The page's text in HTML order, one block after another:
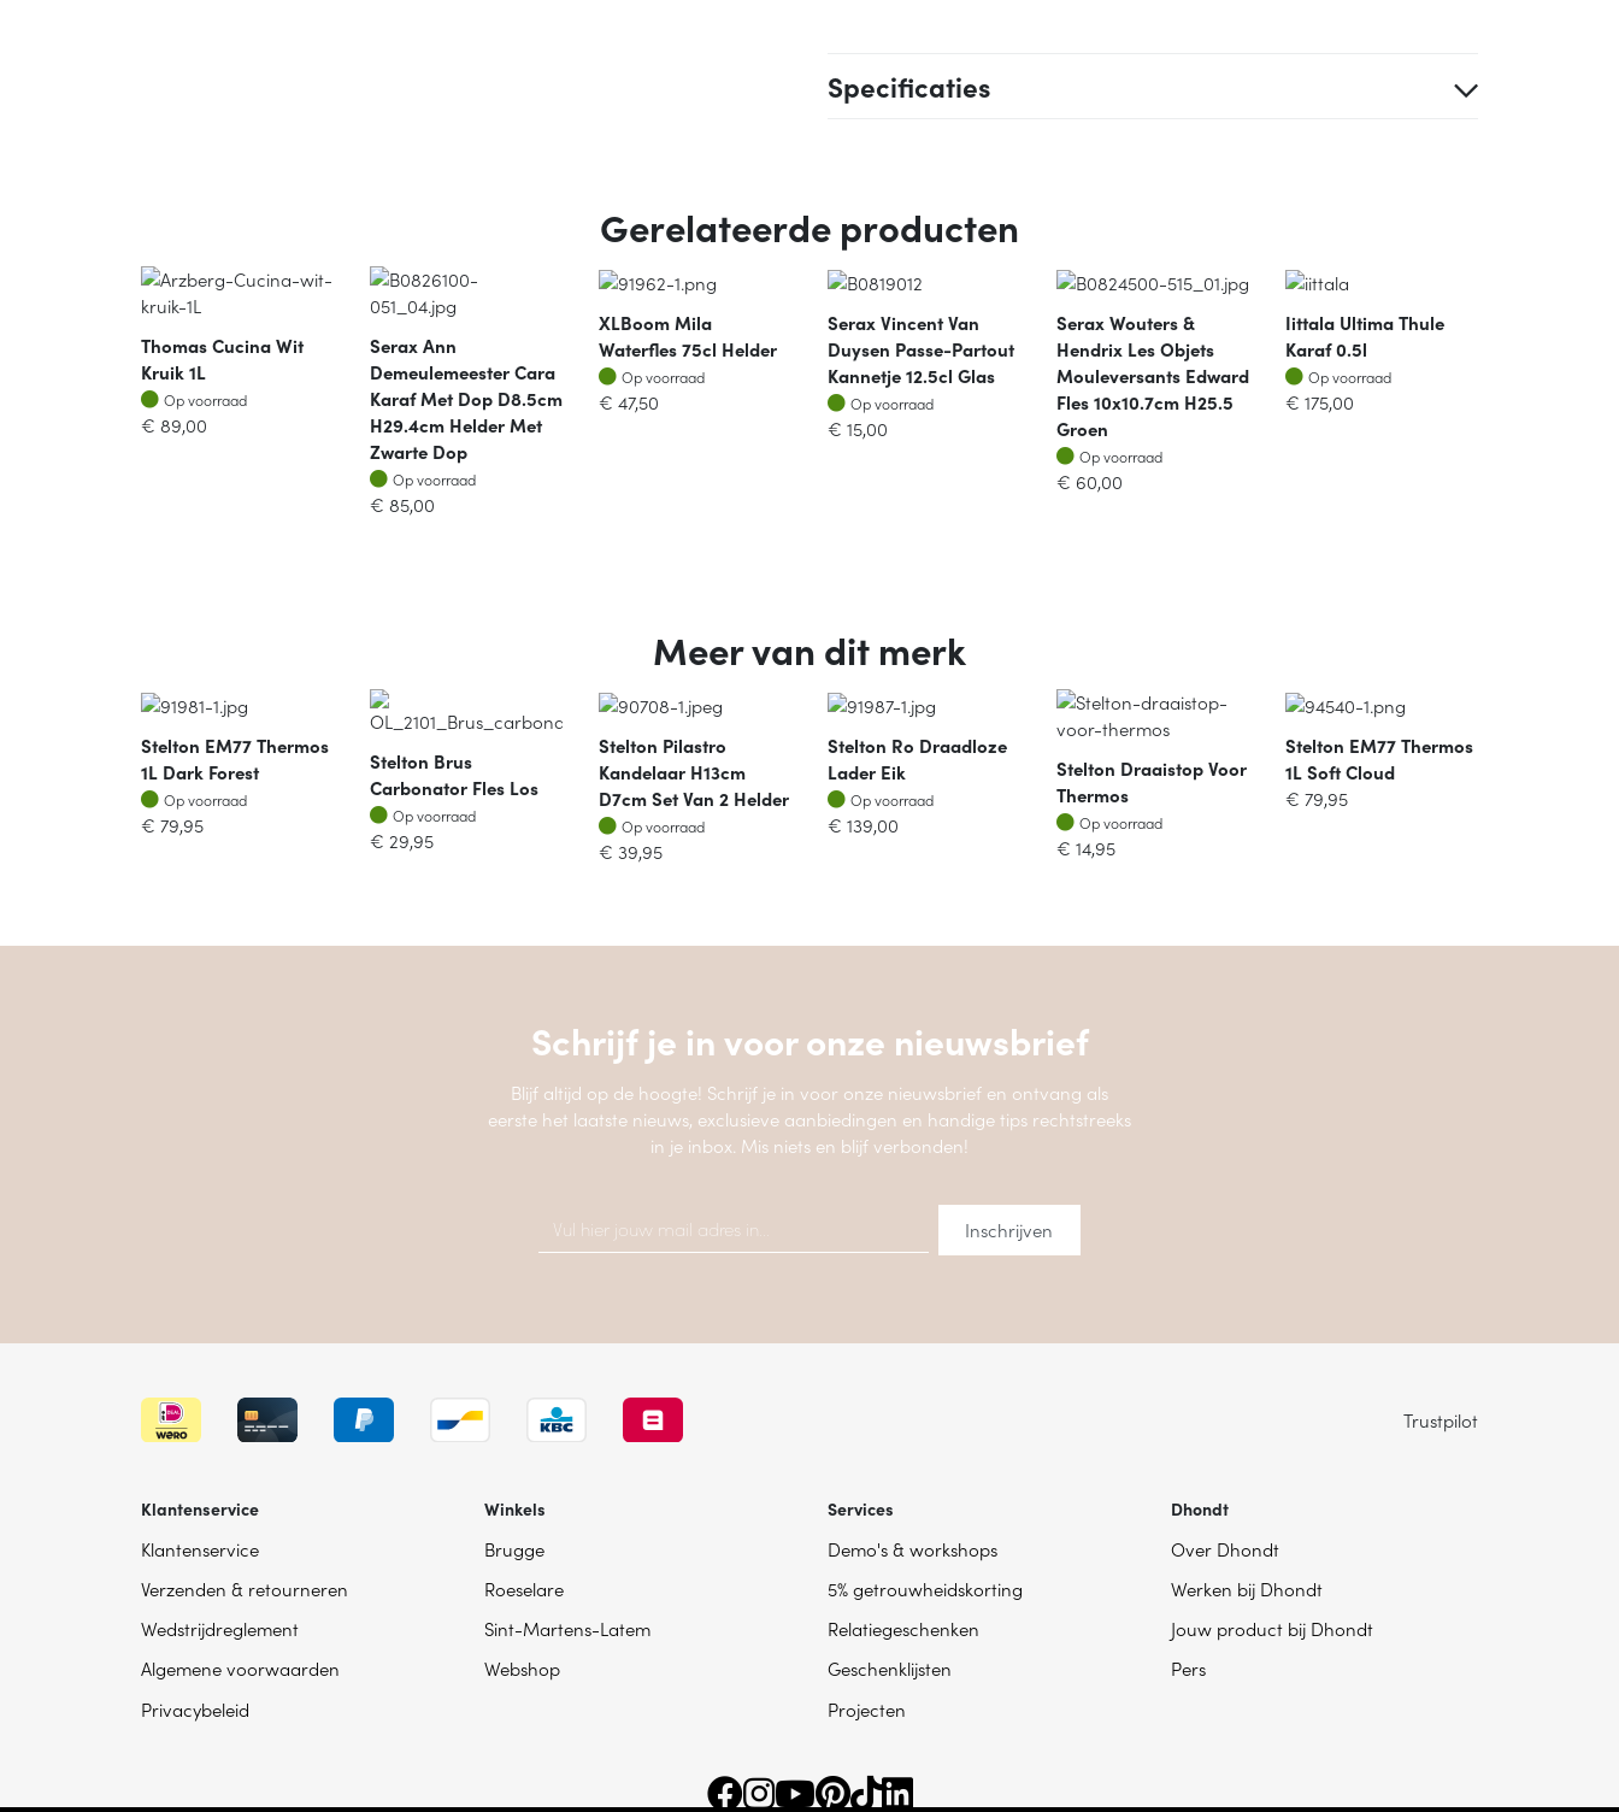
Specificaties
Gerelateerde producten
Thomas Cucina Wit
Kruik 1L
Op voorraad
Op voorraad
€ 89,00
Serax Ann
Demeulemeester Cara
Karaf Met Dop D8.5cm
H29.4cm Helder Met
Zwarte Dop
Op voorraad
Op voorraad
€ 85,00
XLBoom Mila
Waterfles 75cl Helder
Op voorraad
Op voorraad
€ 47,50
Serax Vincent Van
Duysen Passe-Partout
Kannetje 12.5cl Glas
Op voorraad
Op voorraad
€ 15,00
Serax Wouters &
Hendrix Les Objets
Mouleversants Edward
Fles 10x10.7cm H25.5
Groen
Op voorraad
Op voorraad
€ 60,00
Iittala Ultima Thule
Karaf 0.5l
Op voorraad
Op voorraad
€ 175,00
Meer van dit merk
Stelton EM77 Thermos
1L Dark Forest
Op voorraad
Op voorraad
€ 79,95
Stelton Brus
Carbonator Fles Los
Op voorraad
Op voorraad
€ 29,95
Stelton Pilastro
Kandelaar H13cm
D7cm Set Van 2 Helder
Op voorraad
Op voorraad
€ 39,95
Stelton Ro Draadloze
Lader Eik
Op voorraad
Op voorraad
€ 139,00
Stelton Draaistop Voor
Thermos
Op voorraad
Op voorraad
€ 14,95
Stelton EM77 Thermos
1L Soft Cloud
€ 79,95
Schrijf je in voor onze nieuwsbrief
Blijf altijd op de hoogte! Schrijf je in voor onze nieuwsbrief en ontvang als
eerste het laatste nieuws, exclusieve aanbiedingen en handige tips rechtstreeks
in je inbox. Mis niets en blijf verbonden!
Trustpilot
Klantenservice
Klantenservice
Verzenden & retourneren
Wedstrijdreglement
Algemene voorwaarden
Privacybeleid
Winkels
Brugge
Roeselare
Sint-Martens-Latem
Webshop
Services
Demo's & workshops
5% getrouwheidskorting
Relatiegeschenken
Geschenklijsten
Projecten
Dhondt
Over Dhondt
Werken bij Dhondt
Jouw product bij Dhondt
Pers